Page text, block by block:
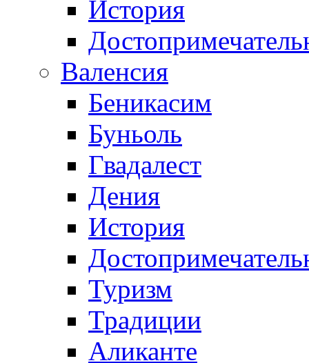
История
Валенсия
Беникасим
Буньоль
Гвадалест
Дения
История
Туризм
Традиции
Аликанте